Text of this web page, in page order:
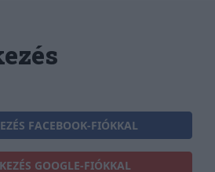
FACEBOOK-FIÓKKAL
GOOGLE-FIÓKKAL